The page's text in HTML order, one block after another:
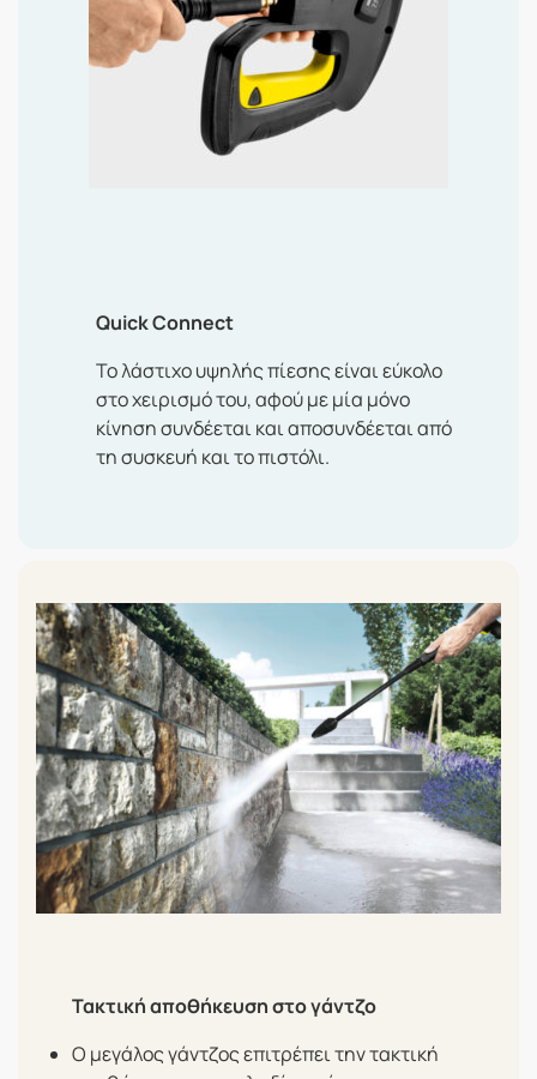
Quick Connect
Το λάστιχο υψηλής πίεσης είναι εύκολο
στο χειρισμό του, αφού με μία μόνο
κίνηση συνδέεται και αποσυνδέεται από
τη συσκευή και το πιστόλι.
Τακτική αποθήκευση στο γάντζο
Ο μεγάλος γάντζος επιτρέπει την τακτική